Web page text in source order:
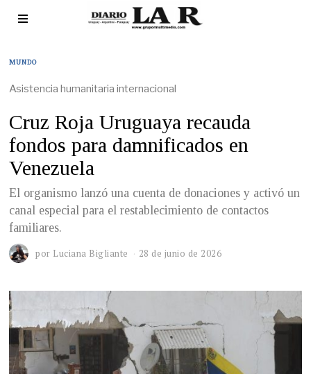
MUNDO
Asistencia humanitaria internacional
Cruz Roja Uruguaya recauda
fondos para damnificados en
Venezuela
El organismo lanzó una cuenta de donaciones y activó un
canal especial para el restablecimiento de contactos
familiares.
por Luciana Bigliante 28 de junio de 2026